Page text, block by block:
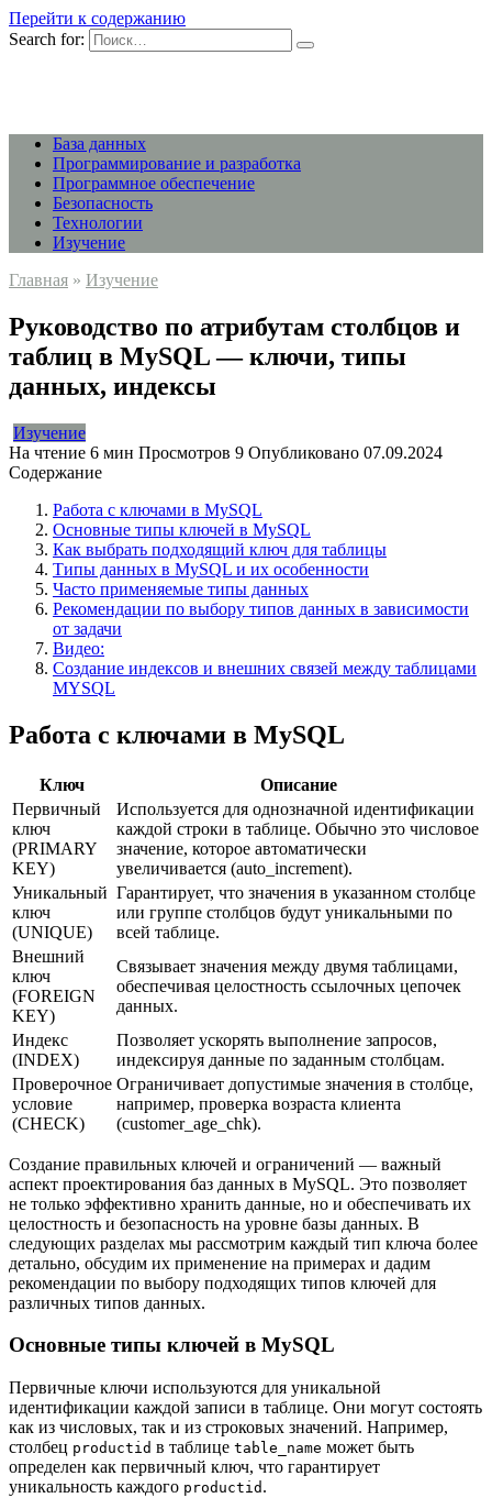
Перейти к содержанию
Search for:
База данных
Программирование и разработка
Программное обеспечение
Безопасность
Технологии
Изучение
Главная » Изучение
Руководство по атрибутам столбцов и
таблиц в MySQL — ключи, типы
данных, индексы
Изучение
На чтение 6 мин Просмотров 9 Опубликовано 07.09.2024
Содержание
Работа с ключами в MySQL
Основные типы ключей в MySQL
Как выбрать подходящий ключ для таблицы
Типы данных в MySQL и их особенности
Часто применяемые типы данных
Рекомендации по выбору типов данных в зависимости
от задачи
Видео:
Создание индексов и внешних связей между таблицами
MYSQL
Работа с ключами в MySQL
Ключ
Описание
Первичный
ключ
(PRIMARY
KEY)
Используется для однозначной идентификации
каждой строки в таблице. Обычно это числовое
значение, которое автоматически
увеличивается (auto_increment).
Уникальный
ключ
(UNIQUE)
Гарантирует, что значения в указанном столбце
или группе столбцов будут уникальными по
всей таблице.
Внешний
ключ
(FOREIGN
KEY)
Связывает значения между двумя таблицами,
обеспечивая целостность ссылочных цепочек
данных.
Индекс
(INDEX)
Позволяет ускорять выполнение запросов,
индексируя данные по заданным столбцам.
Проверочное
условие
(CHECK)
Ограничивает допустимые значения в столбце,
например, проверка возраста клиента
(customer_age_chk).
Создание правильных ключей и ограничений — важный
аспект проектирования баз данных в MySQL. Это позволяет
не только эффективно хранить данные, но и обеспечивать их
целостность и безопасность на уровне базы данных. В
следующих разделах мы рассмотрим каждый тип ключа более
детально, обсудим их применение на примерах и дадим
рекомендации по выбору подходящих типов ключей для
различных типов данных.
Основные типы ключей в MySQL
Первичные ключи используются для уникальной
идентификации каждой записи в таблице. Они могут состоять
как из числовых, так и из строковых значений. Например,
столбец productid в таблице table_name может быть
определен как первичный ключ, что гарантирует
уникальность каждого productid .